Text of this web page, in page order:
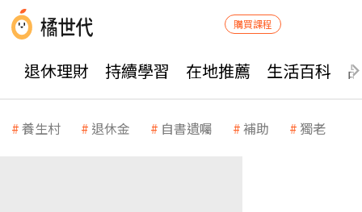
購買課程
退休理財 持續學習 在地推薦 生活百科
養生村 退休金 自書遺囑 補助 獨老